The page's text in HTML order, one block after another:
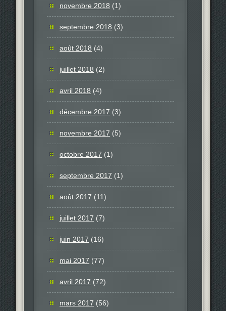
novembre 2018 (1)
septembre 2018 (3)
août 2018 (4)
juillet 2018 (2)
avril 2018 (4)
décembre 2017 (3)
novembre 2017 (5)
octobre 2017 (1)
septembre 2017 (1)
août 2017 (11)
juillet 2017 (7)
juin 2017 (16)
mai 2017 (77)
avril 2017 (72)
mars 2017 (56)